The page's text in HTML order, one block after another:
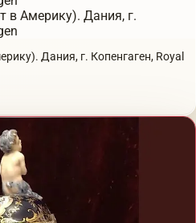
Дания, г. Копенгаген, Royal